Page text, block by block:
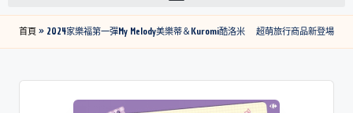
首頁» 2024家樂福第一彈My Melody美樂蒂＆Kuromi酷洛米 超萌旅行商品新登場